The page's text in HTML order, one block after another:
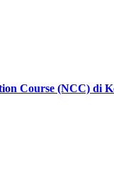
Course (NCC) di